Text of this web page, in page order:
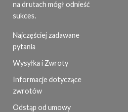
na drutach mógł odnieść
sukces.
Najczęściej zadawane
pytania
Wysyłka i Zwroty
Informacje dotyczące
zwrotów
Odstąp od umowy